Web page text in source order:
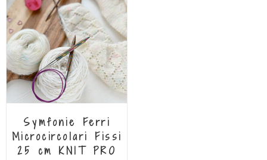
Symfonie Ferri
Microcircolari Fissi
25 cm KNIT PRO